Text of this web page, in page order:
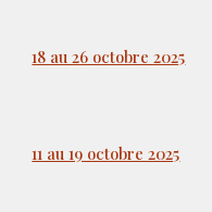
18 au 26 octobre 2025
11 au 19 octobre 2025